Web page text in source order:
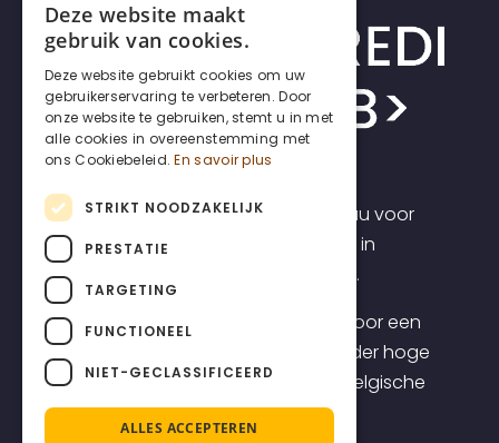
Incrediweb is een webdesign bureau voor
zelfstandigen en kmo's. Wij geloven in
transparantie en voorspelbaarheid.
Daarom bieden we websites aan voor een
transparante all-inclusive prijs, zonder hoge
opstartkosten, inclusief topklasse Belgische
support.
DUTCH
ENGLISH
Deze website maakt
gebruik van cookies.
Deze website gebruikt cookies om uw
gebruikerservaring te verbeteren. Door
onze website te gebruiken, stemt u in met
alle cookies in overeenstemming met
ons Cookiebeleid. En savoir plus
STRIKT NOODZAKELIJK
PRESTATIE
TARGETING
FUNCTIONEEL
NIET-GECLASSIFICEERD
ALLES ACCEPTEREN